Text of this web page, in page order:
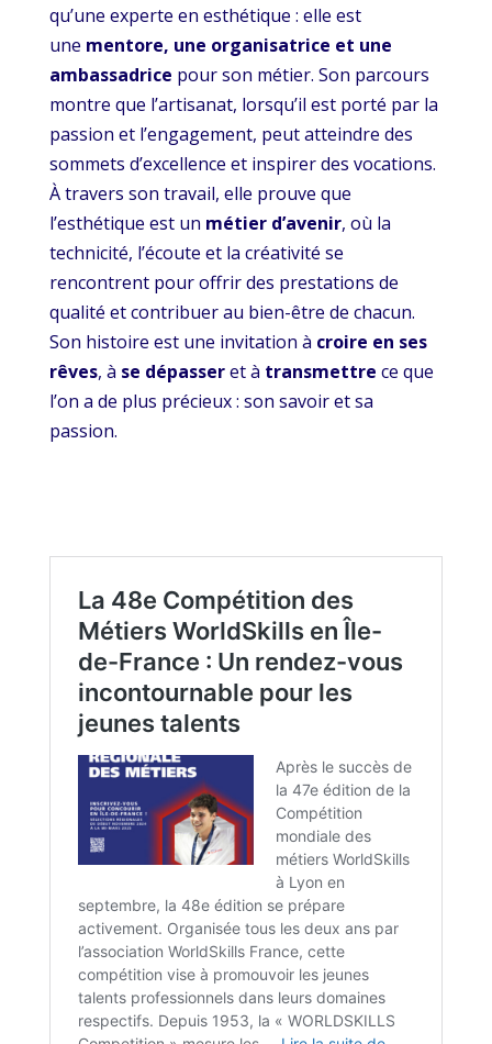
qu’une experte en esthétique : elle est
une mentore, une organisatrice et une
ambassadrice pour son métier. Son parcours
montre que l’artisanat, lorsqu’il est porté par la
passion et l’engagement, peut atteindre des
sommets d’excellence et inspirer des vocations.
À travers son travail, elle prouve que
l’esthétique est un métier d’avenir, où la
technicité, l’écoute et la créativité se
rencontrent pour offrir des prestations de
qualité et contribuer au bien-être de chacun.
Son histoire est une invitation à croire en ses
rêves, à se dépasseret à transmettre ce que
l’on a de plus précieux : son savoir et sa
passion.